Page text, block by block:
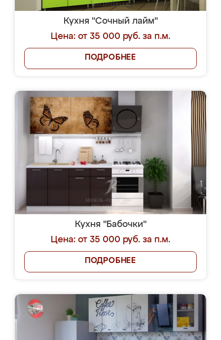
Кухня "Сочный лайм"
Цена: от 35 000 руб. за п.м.
ПОДРОБНЕЕ
Кухня "Бабочки"
Цена: от 35 000 руб. за п.м.
ПОДРОБНЕЕ